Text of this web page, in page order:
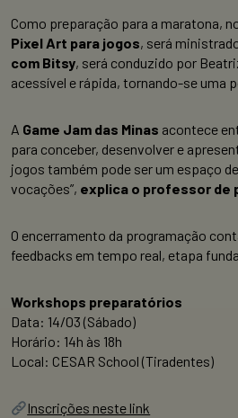
Como preparação para a maratona,
Pixel Art para jogos, será
com Bitsy, será conduzido por
acessível e rápida, tornando-se uma
A Game Jam das Minas acontece
para conceber, desenvolver e
jogos também pode ser um espaço
vocações”, explica o professor de
O encerramento da programação
feedbacks em tempo real, etapa
Workshops preparatórios
Data: 14/03 (Sábado)
Horário: 14h às 18h
Local: CESAR School (Tiradentes)
Inscrições neste link